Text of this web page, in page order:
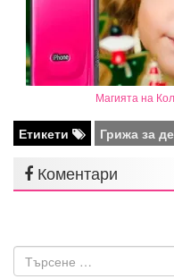
Магията на
Етикети Грижа за
Коментари